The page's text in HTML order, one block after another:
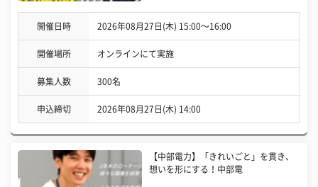
開催日時 2026年08月27日(木) 15:00〜16:00
開催場所 オンラインにて実施
募集人数 300名
申込締切 2026年08月27日(木) 14:00
【中部電力】「きれいごと」を貫き、
想いを形にする！中部電